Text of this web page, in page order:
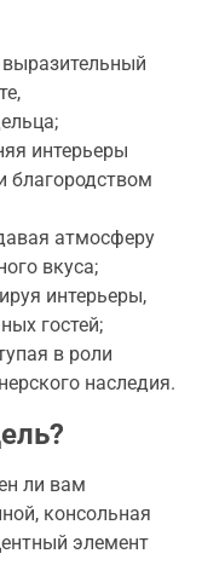
интерьеры
благородством
атмосферу
вкуса;
интерьеры,
гостей;
в роли
наследия.
ли вам
консольная
элемент